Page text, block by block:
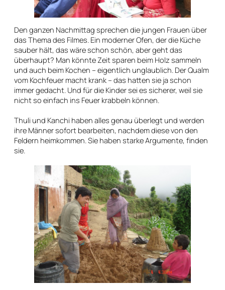
Den ganzen Nachmittag sprechen die jungen Frauen über
das Thema des Filmes. Ein moderner Ofen, der die Küche
sauber hält, das wäre schon schön, aber geht das
überhaupt? Man könnte Zeit sparen beim Holz sammeln
und auch beim Kochen – eigentlich unglaublich. Der Qualm
vom Kochfeuer macht krank – das hatten sie ja schon
immer gedacht. Und für die Kinder sei es sicherer, weil sie
nicht so einfach ins Feuer krabbeln können.
Thuli und Kanchi haben alles genau überlegt und werden
ihre Männer sofort bearbeiten, nachdem diese von den
Feldern heimkommen. Sie haben starke Argumente, finden
sie.